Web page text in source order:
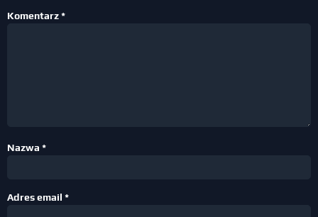
Komentarz*
Nazwa *
Adres email *